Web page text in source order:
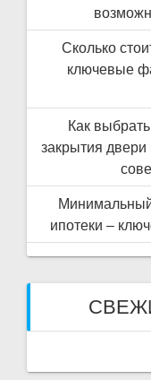
Сколько
ключевые
Как
закрытия
ипотеки –